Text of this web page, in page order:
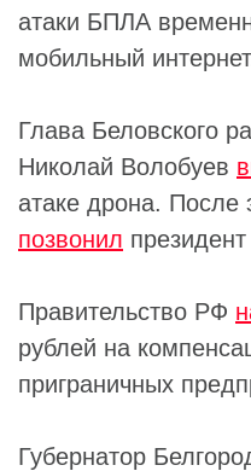
атаки БПЛА
мобильный
Глава Беловского
Николай Волобуев
атаке дрона. После
позвонил
Правительство РФ
рублей на
приграничных
Губернатор